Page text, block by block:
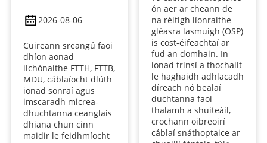
2026-08-06
Cuireann sreangú faoi
dhíon aonad
ilchónaithe FTTH, FTTB,
MDU, cáblaíocht dlúth
ionad sonraí agus
imscaradh micrea-
dhuchtanna ceanglais
dhiana chun cinn
maidir le feidhmíocht
ón aer ar cheann de
na réitigh líonraithe
gléasra lasmuigh (OSP)
is cost-éifeachtaí ar
fud an domhain. In
ionad trinsí a thochailt
le haghaidh adhlacadh
díreach nó bealaí
duchtanna faoi
thalamh a shuiteáil,
crochann oibreoirí
cáblaí snáthoptaice ar